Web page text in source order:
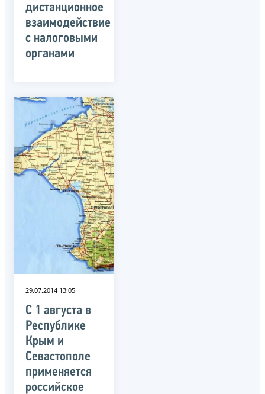
дистанционное
взаимодействие
с налоговыми
органами
29.07.2014 13:05
С 1 августа в
Республике
Крым и
Севастополе
применяется
российское